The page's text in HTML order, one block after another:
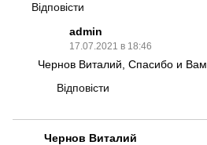
Відповісти
admin
17.07.2021 в 18:46
Чернов Виталий, Спасибо и Вам.
Відповісти
Чернов Виталий